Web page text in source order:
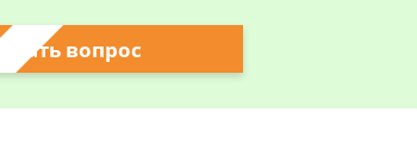
вопрос